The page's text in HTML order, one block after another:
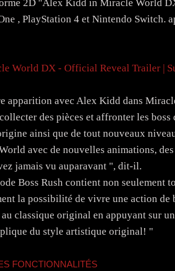
2D "Alex Kidd in Miracle World
, PlayStation 4 et Nintendo Switch.
World DX - Official Reveal Trailer |
apparition avec Alex Kidd dans
des pièces et affronter les
ainsi que de tout nouveaux
avec de nouvelles animations,
jamais vu auparavant ", dit-il.
Boss Rush contient non seulement
la possibilité de vivre une action de
classique original en appuyant sur
du style artistique original! "
FONCTIONNALITÉS